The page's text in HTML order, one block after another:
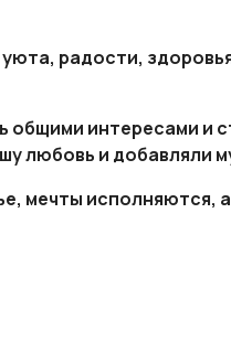
радости,
общими интересами и
любовь и добавляли
мечты исполняются,